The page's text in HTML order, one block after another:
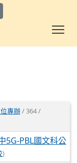
專辦/ 364 /
PBL國文科公
)